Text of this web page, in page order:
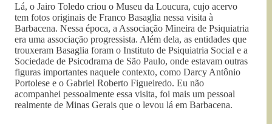
Lá, o Jairo Toledo criou o Museu da Loucura, cujo acervo
tem fotos originais de Franco Basaglia nessa visita à
Barbacena. Nessa época, a Associação Mineira de Psiquiatria
era uma associação progressista. Além dela, as entidades que
trouxeram Basaglia foram o Instituto de Psiquiatria Social e a
Sociedade de Psicodrama de São Paulo, onde estavam outras
figuras importantes naquele contexto, como Darcy Antônio
Portolese e o Gabriel Roberto Figueiredo. Eu não
acompanhei pessoalmente essa visita, foi mais um pessoal
realmente de Minas Gerais que o levou lá em Barbacena.